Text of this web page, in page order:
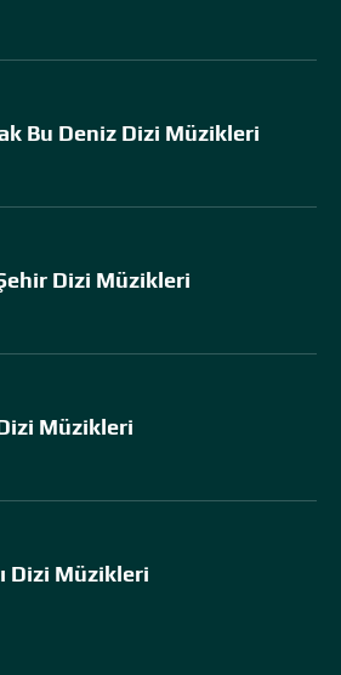
Bu Deniz Dizi Müzikleri
Dizi Müzikleri
Müzikleri
Dizi Müzikleri